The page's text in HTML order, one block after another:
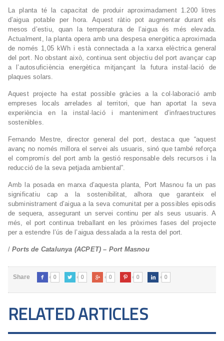
La planta té la capacitat de produir aproximadament 1.200 litres
d’aigua potable per hora. Aquest ràtio pot augmentar durant els
mesos d’estiu, quan la temperatura de l’aigua és més elevada.
Actualment, la planta opera amb una despesa energètica aproximada
de només 1,05 kWh i està connectada a la xarxa elèctrica general
del port. No obstant això, continua sent objectiu del port avançar cap
a l’autosuficiència energètica mitjançant la futura instal·lació de
plaques solars.
Aquest projecte ha estat possible gràcies a la col·laboració amb
empreses locals arrelades al territori, que han aportat la seva
experiència en la instal·lació i manteniment d’infraestructures
sostenibles.
Fernando Mestre, director general del port, destaca que “aquest
avanç no només millora el servei als usuaris, sinó que també reforça
el compromís del port amb la gestió responsable dels recursos i la
reducció de la seva petjada ambiental”.
Amb la posada en marxa d’aquesta planta, Port Masnou fa un pas
significatiu cap a la sostenibilitat, alhora que garanteix el
subministrament d’aigua a la seva comunitat per a possibles episodis
de sequera, assegurant un servei continu per als seus usuaris. A
més, el port continua treballant en les pròximes fases del projecte
per a estendre l’ús de l’aigua dessalada a la resta del port.
/Ports de Catalunya (ACPET) – Port Masnou
Share  0  0  0  0  0
RELATED ARTICLES